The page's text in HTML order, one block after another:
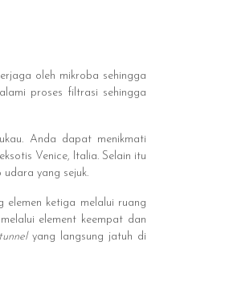
oleh mikroba sehingga
proses filtrasi sehingga
Anda dapat menikmati
Venice, Italia. Selain itu
yang sejuk.
elemen ketiga melalui ruang
element keempat dan
yang langsung jatuh di